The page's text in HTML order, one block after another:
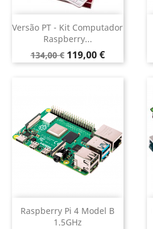
Versão PT - Kit Computador
Raspberry...
Preço
normal
134,00 € Preço
119,00 €
Raspberry Pi 4 Model B
1.5GHz